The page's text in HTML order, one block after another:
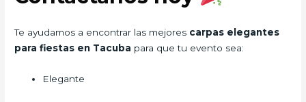
Te ayudamos a encontrar las mejores carpas elegantes
para fiestas en Tacuba para que tu evento sea:
Elegante